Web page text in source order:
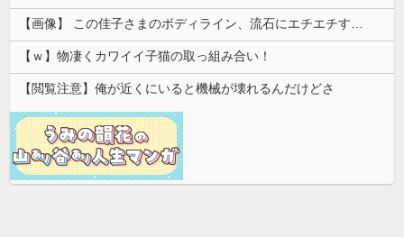
【画像】 この佳子さまのボディライン、流石にエチエチすぎやろ！
【ｗ】物凄くカワイイ子猫の取っ組み合い！
【閲覧注意】俺が近くにいると機械が壊れるんだけどさ